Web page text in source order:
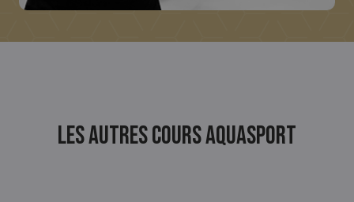
Les autres cours Aquasport